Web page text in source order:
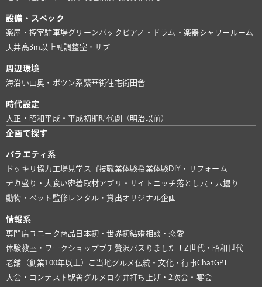
設備・スペック
楽屋・控室駐車場グリーンバック ピアノ・ドラム・楽器シャワールーム
天井高3m以上副調整室・サブ
周辺環境
海沿い山奥・ポツン系繁華街住宅街田舎
時代設定
大正・昭和平成・平成初期時代劇（明治以前）
企画で探す
バラエティ系
ドッキリ協力 工場見学 スゴ技職業体験授業体験 DIY・リフォーム
デカ盛り・大食い密着取材アプリ・サイト ニッチ落とし穴・穴掘り
動物・ペット 監修 レンタル・貸出オリジナル企画
情報系
専門店ユニーク商品 日本初・世界初結婚相談・恋愛
体験教室・ワークショッププチ贅沢バズりました！ Z世代・昭和世代
老舗（創業100年以上）
ご当地グルメ 伝統・文化・行事ChatGPT
大会・コンテスト 駅舎グルメ ロケ弁打ち上げ・2次会・宴会